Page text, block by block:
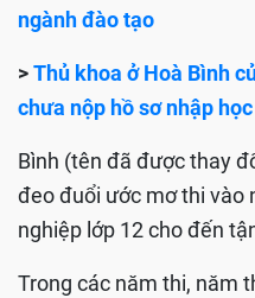
ngành đào tạo
>Thủ khoa ở Hoà Bình
chưa nộp hồ sơ nhập học
Bình (tên đã được thay
đeo đuổi ước mơ thi vào
nghiệp lớp 12 cho đến
Trong các năm thi, năm